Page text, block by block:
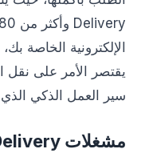
الإلكترونية الخاصة
يقتصر الأمر على نقل
سير العمل الذكي